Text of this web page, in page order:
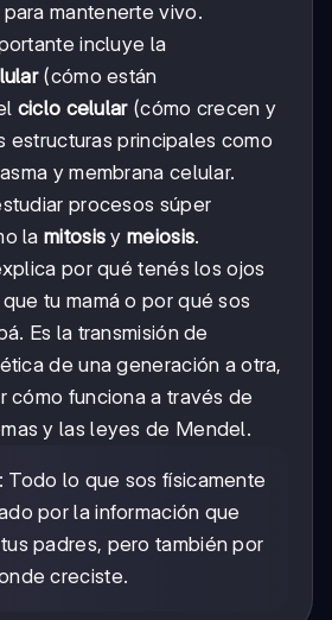
mantenerte vivo.
incluye la
(cómo están
ciclo celular(cómo crecen y
estructuras principales como
y membrana celular.
procesos súper
lamitosis ymeiosis.
por qué tenés los ojos
tu mamá o por qué sos
Es la transmisión de
de una generación a otra,
cómo funciona a través de
y las leyes de Mendel.
: Todo lo que sos físicamente
por la información que
padres, pero también por
creciste.